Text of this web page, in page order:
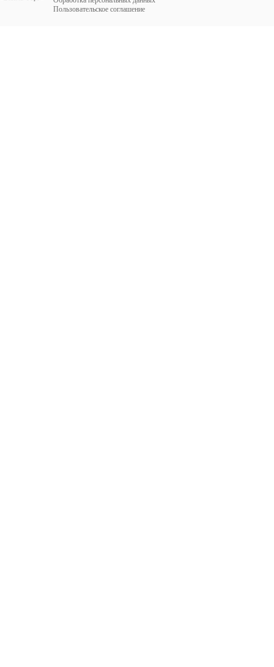
Пользовательское соглашение